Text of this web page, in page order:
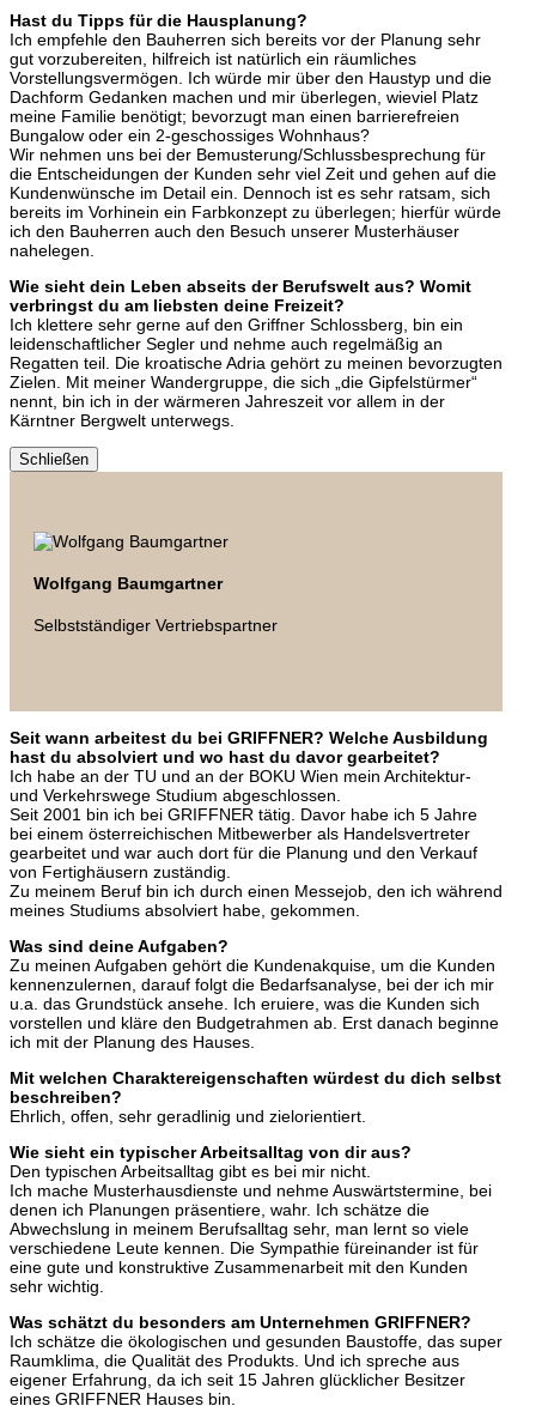
Hast du Tipps für die Hausplanung?
Ich empfehle den Bauherren sich bereits vor der Planung sehr
gut vorzubereiten, hilfreich ist natürlich ein räumliches
Vorstellungsvermögen. Ich würde mir über den Haustyp und die
Dachform Gedanken machen und mir überlegen, wieviel Platz
meine Familie benötigt; bevorzugt man einen barrierefreien
Bungalow oder ein 2-geschossiges Wohnhaus?
Wir nehmen uns bei der Bemusterung/Schlussbesprechung für
die Entscheidungen der Kunden sehr viel Zeit und gehen auf die
Kundenwünsche im Detail ein. Dennoch ist es sehr ratsam, sich
bereits im Vorhinein ein Farbkonzept zu überlegen; hierfür würde
ich den Bauherren auch den Besuch unserer Musterhäuser
nahelegen.
Wie sieht dein Leben abseits der Berufswelt aus? Womit
verbringst du am liebsten deine Freizeit?
Ich klettere sehr gerne auf den Griffner Schlossberg, bin ein
leidenschaftlicher Segler und nehme auch regelmäßig an
Regatten teil. Die kroatische Adria gehört zu meinen bevorzugten
Zielen. Mit meiner Wandergruppe, die sich „die Gipfelstürmer“
nennt, bin ich in der wärmeren Jahreszeit vor allem in der
Kärntner Bergwelt unterwegs.
Schließen
Wolfgang Baumgartner
Selbstständiger Vertriebspartner
Seit wann arbeitest du bei GRIFFNER? Welche Ausbildung
hast du absolviert und wo hast du davor gearbeitet?
Ich habe an der TU und an der BOKU Wien mein Architektur-
und Verkehrswege Studium abgeschlossen.
Seit 2001 bin ich bei GRIFFNER tätig. Davor habe ich 5 Jahre
bei einem österreichischen Mitbewerber als Handelsvertreter
gearbeitet und war auch dort für die Planung und den Verkauf
von Fertighäusern zuständig.
Zu meinem Beruf bin ich durch einen Messejob, den ich während
meines Studiums absolviert habe, gekommen.
Was sind deine Aufgaben?
Zu meinen Aufgaben gehört die Kundenakquise, um die Kunden
kennenzulernen, darauf folgt die Bedarfsanalyse, bei der ich mir
u.a. das Grundstück ansehe. Ich eruiere, was die Kunden sich
vorstellen und kläre den Budgetrahmen ab. Erst danach beginne
ich mit der Planung des Hauses.
Mit welchen Charaktereigenschaften würdest du dich selbst
beschreiben?
Ehrlich, offen, sehr geradlinig und zielorientiert.
Wie sieht ein typischer Arbeitsalltag von dir aus?
Den typischen Arbeitsalltag gibt es bei mir nicht.
Ich mache Musterhausdienste und nehme Auswärtstermine, bei
denen ich Planungen präsentiere, wahr. Ich schätze die
Abwechslung in meinem Berufsalltag sehr, man lernt so viele
verschiedene Leute kennen. Die Sympathie füreinander ist für
eine gute und konstruktive Zusammenarbeit mit den Kunden
sehr wichtig.
Was schätzt du besonders am Unternehmen GRIFFNER?
Ich schätze die ökologischen und gesunden Baustoffe, das super
Raumklima, die Qualität des Produkts. Und ich spreche aus
eigener Erfahrung, da ich seit 15 Jahren glücklicher Besitzer
eines GRIFFNER Hauses bin.